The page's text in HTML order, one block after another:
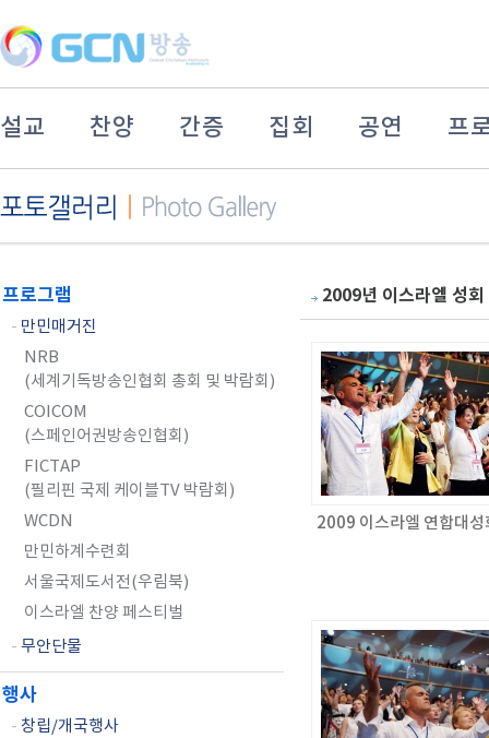
설교 찬양 간증 집회 공연 프
프로그램
- 만민매거진
NRB
(세계기독방송인협회 총회 및 박람회)
COICOM
(스페인어권방송인협회)
FICTAP
(필리핀 국제 케이블TV 박람회)
WCDN
만민하계수련회
서울국제도서전(우림북)
이스라엘 찬양 페스티벌
- 무안단물
행사
- 창립/개국행사
2009년 이스라엘 성회
2009 이스라엘 연합대성